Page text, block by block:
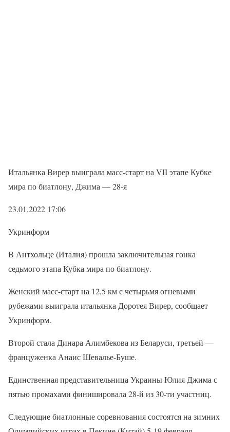
Итальянка Вирер выиграла масс-старт на VII этапе Кубке
мира по биатлону, Джима — 28-я
23.01.2022 17:06
Укринформ
В Антхольце (Италия) прошла заключительная гонка
седьмого этапа Кубка мира по биатлону.
Женский масс-старт на 12,5 км с четырьмя огневыми
рубежами выиграла итальянка Доротея Вирер, сообщает
Укринформ.
Второй стала Динара Алимбекова из Беларуси, третьей —
француженка Анаис Шевалье-Буше.
Единственная представительница Украины Юлия Джима с
пятью промахами финишировала 28-й из 30-ти участниц.
Следующие биатлонные соревнования состоятся на зимних